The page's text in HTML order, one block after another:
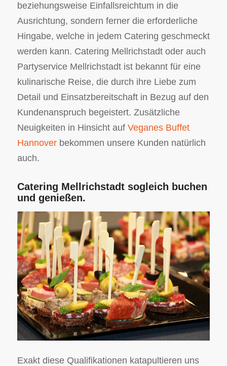
beziehungsweise Einfallsreichtum in die
Ausrichtung, sondern ferner die erforderliche
Hingabe, welche in jedem Catering geschmeckt
werden kann. Catering Mellrichstadt oder auch
Partyservice Mellrichstadt ist bekannt für eine
kulinarische Reise, die durch ihre Liebe zum
Detail und Einsatzbereitschaft in Bezug auf den
Kundenanspruch begeistert. Zusätzliche
Neuigkeiten in Hinsicht auf Veganes Buffet
Hannoverbekommen unsere Kunden natürlich
auch.
Catering Mellrichstadt sogleich buchen
und genießen.
Exakt diese Qualifikationen katapultieren uns